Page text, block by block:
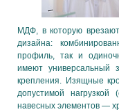
МДФ, в которую
дизайна:
профиль, так и
имеют универсальный
крепления. Изящные
допустимой
навесных элементов —